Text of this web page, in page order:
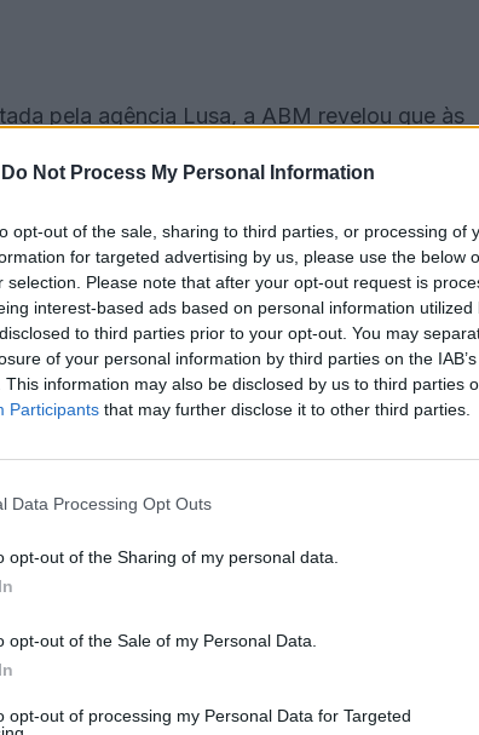
Do Not Process My Personal Information
opt-out of the sale, sharing to third parties, or processing of
for targeted advertising by us, please use the below
selection. Please note that after your opt-out request is
interest-based ads based on personal information
to third parties prior to your opt-out. You may
of your personal information by third parties on the
This information may also be disclosed by us to third parties
Participants that may further disclose it to other third parties.
Data Processing Opt Outs
opt-out of the Sharing of my personal data.
opt-out of the Sale of my Personal Data.
opt-out of processing my Personal Data for Targeted
pela agência Lusa, a ABM revelou que às
dotação global de 13,7 hm3, “volume que
de culturas anuais alimentares
permanentes ou protegidas, com um
desde que não o tenham feito em 2025,
Água que vier a ser aprovado, no âmbito do
já realizadas, “podendo inclusive vir a
em face de disponibilidades hí­dricas adicionais
a albufeira de Santa Clara, no concelho